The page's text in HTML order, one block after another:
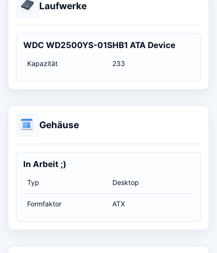
Laufwerke
WDC WD2500YS-01SHB1 ATA Device
Kapazität 233
Gehäuse
In Arbeit ;)
Typ Desktop
Formfaktor ATX